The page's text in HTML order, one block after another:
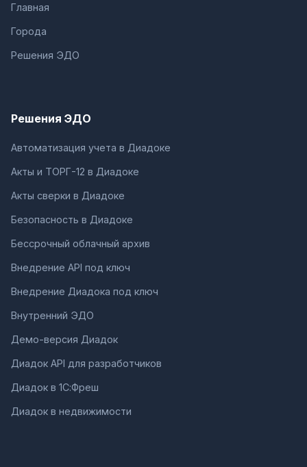
Главная
Города
Решения ЭДО
Решения ЭДО
Автоматизация учета в Диадоке
Акты и ТОРГ-12 в Диадоке
Акты сверки в Диадоке
Безопасность в Диадоке
Бессрочный облачный архив
Внедрение API под ключ
Внедрение Диадока под ключ
Внутренний ЭДО
Демо-версия Диадок
Диадок API для разработчиков
Диадок в 1С:Фреш
Диадок в недвижимости